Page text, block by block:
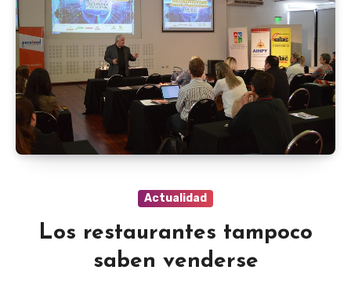
Actualidad
Los restaurantes tampoco
saben venderse